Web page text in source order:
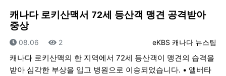
캐나다 로키산맥서 72세 등산객 맹견 공격받아
중상
등록자
eKBS 캐나다 뉴스팀
등록일
08.06 조회
2
캐나다 로키산맥의 한 지역에서 72세 등산객이 맹견의 습격을
받아 심각한 부상을 입고 병원으로 이송되었습니다. • 앨버타